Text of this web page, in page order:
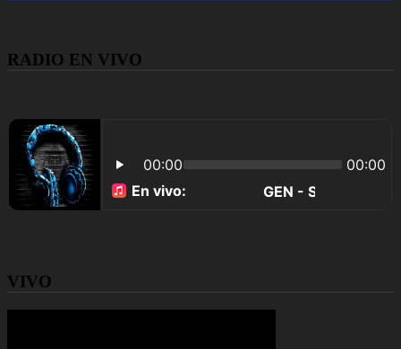
RADIO EN VIVO
VIVO